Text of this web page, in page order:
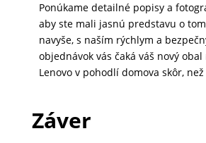
ZDRAVIE
Ponúkame detailné popisy a
aby ste mali jasnú predstavu o
navyše, s naším rýchlym a
objednávok vás čaká váš nový
Lenovo v pohodlí domova skôr,
Záver